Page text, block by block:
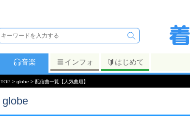
音楽 インフォ はじめて
TOP > globe > 配信曲一覧【人気曲順】
globe